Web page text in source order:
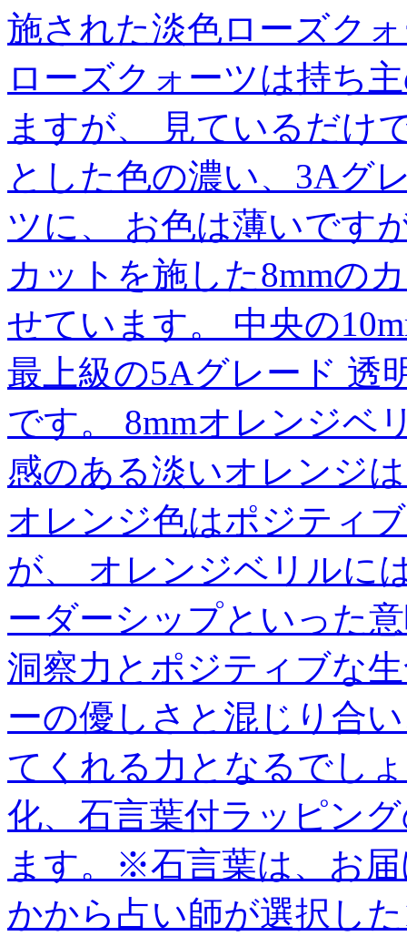
施された淡色ローズク
ローズクォーツは持ち
ますが、 見ているだけ
とした色の濃い、3Aグ
ツに、 お色は薄いです
カットを施した8mmの
せています。 中央の
最上級の5Aグレード 透
です。 8mmオレンジベ
感のある淡いオレンジ
オレンジ色はポジティ
が、 オレンジベリルに
ーダーシップといった
洞察力とポジティブな
ーの優しさと混じり合
てくれる力となるでし
化、石言葉付ラッピン
ます。※石言葉は、お
かから占い師が選択し